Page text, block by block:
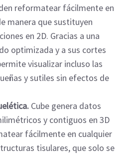
reformatear fácilmente en
manera que sustituyen
en 2D. Gracias a una
optimizada y a sus cortes
visualizar incluso las
y sutiles sin efectos de
Cube genera datos
y contiguos en 3D
fácilmente en cualquier
tisulares, que solo se